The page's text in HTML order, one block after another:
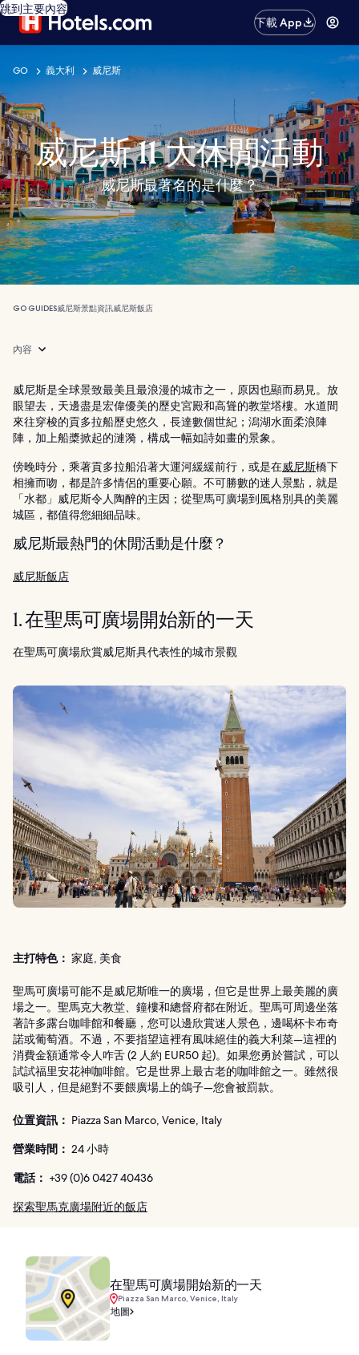
跳到主要內容
下載 App
GO 義大利 威尼斯
威尼斯 11 大休閒活動
威尼斯最著名的是什麼？
GO GUIDES威尼斯景點資訊威尼斯飯店
內容
威尼斯是全球景致最美且最浪漫的城市之一，原因也顯而易見。放
眼望去，天邊盡是宏偉優美的歷史宮殿和高聳的教堂塔樓。水道間
來往穿梭的貢多拉船歷史悠久，長達數個世紀；潟湖水面柔浪陣
陣，加上船槳掀起的漣漪，構成一幅如詩如畫的景象。
傍晚時分，乘著貢多拉船沿著大運河緩緩前行，或是在威尼斯橋下
相擁而吻，都是許多情侶的重要心願。不可勝數的迷人景點，就是
「水都」威尼斯令人陶醉的主因；從聖馬可廣場到風格別具的美麗
城區，都值得您細細品味。
威尼斯最熱門的休閒活動是什麼？
威尼斯飯店
1. 在聖馬可廣場開始新的一天
在聖馬可廣場欣賞威尼斯具代表性的城市景觀
主打特色： 家庭, 美食
聖馬可廣場可能不是威尼斯唯一的廣場，但它是世界上最美麗的廣
場之一。聖馬克大教堂、鐘樓和總督府都在附近。聖馬可周邊坐落
著許多露台咖啡館和餐廳，您可以邊欣賞迷人景色，邊喝杯卡布奇
諾或葡萄酒。不過，不要指望這裡有風味絕佳的義大利菜—這裡的
消費金額通常令人咋舌 (2 人約 EUR50 起)。如果您勇於嘗試，可以
試試福里安花神咖啡館。它是世界上最古老的咖啡館之一。雖然很
吸引人，但是絕對不要餵廣場上的鴿子—您會被罰款。
位置資訊： Piazza San Marco, Venice, Italy
營業時間： 24 小時
電話： +39 (0)6 0427 40436
探索聖馬克廣場附近的飯店
在聖馬可廣場開始新的一天
Piazza San Marco, Venice, Italy
地圖